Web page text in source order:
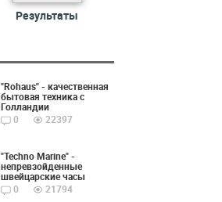
Результаты
"Rohaus" - качественная
бытовая техника с
Голландии
0
22397
"Techno Marine" -
непревзойденные
швейцарские часы
0
21794